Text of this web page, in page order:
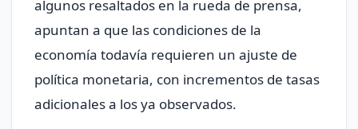
algunos resaltados en la rueda de prensa,
apuntan a que las condiciones de la
economía todavía requieren un ajuste de
política monetaria, con incrementos de tasas
adicionales a los ya observados.